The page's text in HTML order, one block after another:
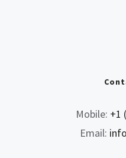
Mobile: +1
Email: